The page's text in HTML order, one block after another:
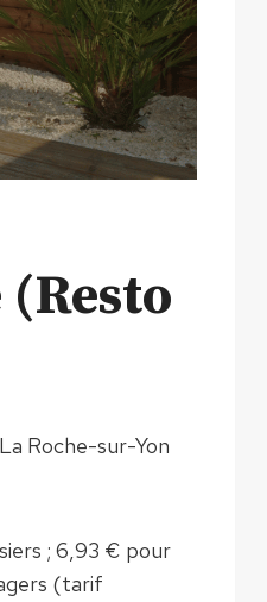
Roche-sur-Yon
; 6,93 € pour
(tarif